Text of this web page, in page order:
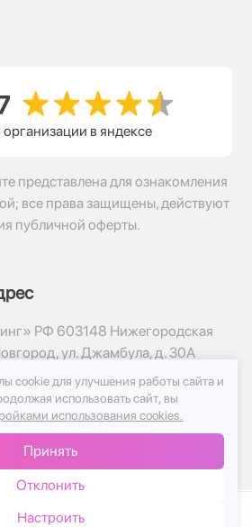
организации в яндексе
представлена для ознакомления
все права защищены, действуют
публичной оферты.
РФ 603148 Нижегородская
ул. Джамбула, д. 30А
24.ру
cookie для улучшения работы сайта и
использовать сайт, вы
использования cookies.
Принять
Отклонить
Настроить